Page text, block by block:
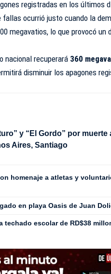
registradas en los últimos
ocurrió justo cuando la
megavatios, lo que provocó un
nacional recuperará 360
disminuir los apagones
y “El Gordo” por muerte
Aires, Santiago
homenaje a atletas y
en playa Oasis de Juan
techado escolar de RD$38